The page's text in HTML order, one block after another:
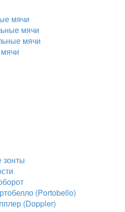
мячи
мячи
мячи
(Portobello)
(Doppler)